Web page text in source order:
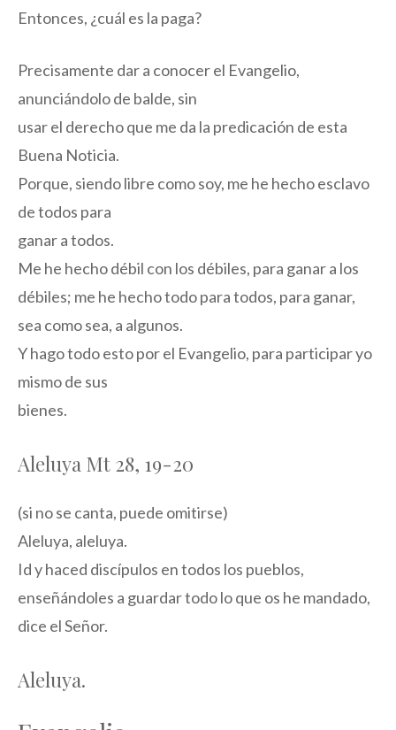
Entonces, ¿cuál es la paga?
Precisamente dar a conocer el Evangelio,
anunciándolo de balde, sin
usar el derecho que me da la predicación de esta
Buena Noticia.
Porque, siendo libre como soy, me he hecho esclavo
de todos para
ganar a todos.
Me he hecho débil con los débiles, para ganar a los
débiles; me he hecho todo para todos, para ganar,
sea como sea, a algunos.
Y hago todo esto por el Evangelio, para participar yo
mismo de sus
bienes.
Aleluya Mt 28, 19-20
(si no se canta, puede omitirse)
Aleluya, aleluya.
Id y haced discípulos en todos los pueblos,
enseñándoles a guardar todo lo que os he mandado,
dice el Señor.
Aleluya.